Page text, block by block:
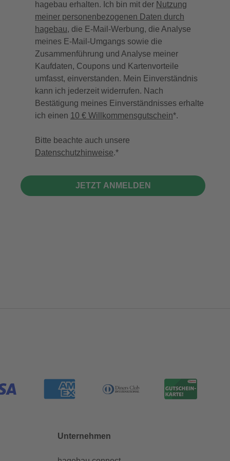
hagebau erhalten. Ich bin mit der Nutzung
meiner personenbezogenen Daten durch
hagebau, die E-Mail-Werbung, die Analyse
meines E-Mail-Umgangs sowie die
Zusammenführung und Analyse meiner
Kaufdaten, Coupons und Kartenvorteile
umfasst, einverstanden. Mein Einverständnis
kann ich jederzeit widerrufen. Nach
Bestätigung meines Einverständnisses erhalte
ich einen 10 € Willkommensgutschein*.
Bitte beachte auch unsere
Datenschutzhinweise.
JETZT ANMELDEN
Unternehmen